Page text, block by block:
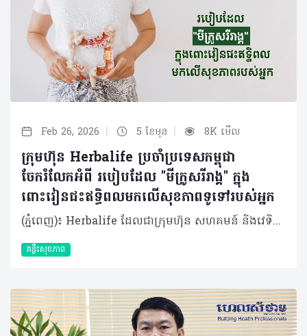
Feb 26, 2026 | 5 ខែមុន | 8K មើល
ក្រុមហ៊ុន Herbalife ប្រចាំប្រទេសកម្ពុជា
ចែករំលែកអំពី របៀបដែល "មីក្រូសរីរាង្គ" ក្នុង
ពោះវៀនជះឥទ្ធិពលមកលើសុខភាពទូទៅរបស់អ្នក
(ភ្នំពេញ)៖ Herbalife ដែលជាក្រុមហ៊ុន សហគមន៍ និងវេទិកាភ្ជាប់ទំនាក់ទំនងលំដាប់ថ្នាក់ពិភពលោក ផ្នែកសុខភាព និងសុខុមាលភាពបានចែករំលែកអំពីរបៀបដែល "មីក្រូសរីរាង្គ" ក្នុងពោះវៀនជះឥទ្ធិពលមកលើសុខភាពទូទៅរបស់យើង ។ មានមនុស្សតិចណាស់ដែលដឹងថា រាងកាយរបស់យើងមិនមែនផ្សំឡើងទាំងស្រុងដោយកោសិកាតែម្យ៉ាងនោះទេ។ មីក្រូសរីរាង្គរាប់លានរស់នៅក្នុងពោះវៀនរបស់យើង ហើយចំនួនរបស់ពួកវា លើសពីចំនួនសរុបនៃកោសិកាផ្ទាល់ខ្លួនរបស់យើងទៅទៀត។ ប្រព័ន្ធអេកូឡូស៊ីខ្នាតតូចនេះ ដែលមានបាក់តេរី វីរុស មេរោគផ្សិត និងប្រូតូហ្សូអា ត្រូវបានអ្នកវិទ្យាសាស្ត្រហៅថា "ហ្សែនទីពីរ" ហើយវាជះឥទ្ធិពលយ៉ាងស្ងប់ស្ងាត់ដល់ការរំលាយអាហារ ប្រព័ន្ធភាពស៊ាំ អារម្មណ៍ និងសូម្បីតែមុខងារនៃការយល់ដឹងរបស់យើង។ បាក់តេរីក្នុងពោះវៀន (Gut microbiota) មិនមែនគ្រាន់តែជា "អ្នកដំណើរឆ្លងកាត់" ធម្មតានោះទេ ប៉ុន្តែគឺជាដៃគូរួមរស់ដែលបានវិវត្តន៍មកជាមួយមនុស្សអស់រាប់លានឆ្នាំមកហើយ។ នៅក្នុងពោះវៀនរបស់មនុស្សពេញវ័យដែលមានសុខភាពល្អ មានបាក់តេរីច្រើនជាង ១,០០០ ប្រភេទ ដែលមានទម្ងន់សរុបពី ១ ទៅ ២ គីឡូក្រាម ដែលស្មើនឹងទម្ងន់នៃថ្លើមមួយ។ មីក្រូសរីរាង្គទាំងនេះមានអន្តរកម្មជាមួយយើងតាមបណ្តាញដ៏ស្មុគស្មាញ៖ • ពួកវាជួយបំបែកជាតិសរសៃដែលពិបាករំលាយ និងបង្កើតអាស៊ីតខ្លាញ់ខ្សែខ្លី (ដូចជា Butyrate) ដើម្បីផ្តល់ថាមពលដល់កោសិកាពោះវៀន។ • សំយោគសារធាតុចិញ្ចឹម វីតាមីន K និងវីតាមីនក្រុម B។ • បង្ហាត់ប្រព័ន្ធភាពស៊ាំរបស់យើងឱ្យចេះបែងចែករវាងមិត្តនិងសត្រូវ។ • ចូលរួមក្នុងកិច្ចការគ្រប់គ្រងការរំលាយអាហារ (Metabolism) និងការឆ្លើយតបនឹងការរលាក។ ក្នុងរយៈពេលប៉ុន្មានឆ្នាំចុងក្រោយនេះ អ្នកវិទ្យាសាស្ត្របានរកឃើញថា ឥទ្ធិពលនៃបាក់តេរីក្នុងពោះវៀនមានវិសាលភាពលើសពីប្រព័ន្ធរំលាយអាហារទៅទៀត។ តាមរយៈ "Gut-brain axis" ប្រព័ន្ធទំនាក់ទំនងទ្វេទិសនេះអនុញ្ញាតឱ្យមីក្រូសរីរាង្គផលិតសារធាតុសរសៃប្រសាទដូចជា serotonin (ប្រហែល ៩០% ត្រូវបានផលិតនៅក្នុងពោះវៀន), dopamine និង GABA ដែលជះឥទ្ធិពលដោយផ្ទាល់ដល់ការឆ្លើយតបនៃអារម្មណ៍ និងភាពតានតឹង។ ការសិក្សាមួយដែលបានចុះផ្សាយក្នុងទស្សនាវដ្តី Nature Microbiology បានផ្សារភ្ជាប់សមាសភាពជាក់លាក់នៃពោះវៀនទៅនឹងហានិភ័យនៃជំងឺធ្លាក់ទឹកចិត្ត។ ការសិក្សាមួយទៀតក៏បានរកឃើញថា បាក់តេរីក្នុងពោះវៀនរបស់អ្នកជំងឺ Parkinson មានភាពខុសគ្នាខ្លាំងពីមនុស្សដែលមានសុខភាពល្អ ដែលនេះបង្ហាញថាពោះវៀនអាចជាចំណុចចាប់ផ្តើមមួយនៃជំងឺប្រព័ន្ធសរសៃប្រសាទនេះ។ ទោះជាយ៉ាងណាក៏ដោយ ប្រព័ន្ធអេកូឡូស៊ីដ៏តូចឆ្មានេះគឺងាយរងគ្រោះណាស់។មានកត្តាជាច្រើនដែលរបៀបរស់នៅក្នុងសម័យទំនើបនេះអាចបណ្តាលឱ្យមានអតុល្យភាពបាក់តេរី (ហៅតាមវេជ្ជសាស្ត្រថា Dysbiosis)៖ • របបអាហារ៖ របបអាហារបែបលោកខាងលិចដែលមានជាតិស្ករ និងខ្លាញ់ខ្ពស់ បានកាត់បន្ថយការទទួលទានជាតិសរសៃដែលចាំបាច់សម្រាប់បាក់តេរីមានប្រយោជន៍។ • ការប្រើប្រាស់ថ្នាំផ្សះហួសកម្រិត៖ ថ្នាំផ្សះដែលមានប្រសិទ្ធភាពខ្លាំងនិងទូលំទូលាយនឹងបោសសម្អាតមីក្រូសរីរាង្គយ៉ាងច្រើនដោយមិនរើសមុខនោះឡើយ។ • សម្ពាធផ្លូវចិត្តរ៉ាំរ៉ៃ៖ ស្ថានភាពស្ត្រេសបន្តបន្ទាប់ផ្លាស់ប្តូរការជ្រាបនៃពោះវៀន និងសមាសធាតុបាក់តេរី។ • ការគេងមិនគ្រប់គ្រាន់៖ រំខានដល់ចង្វាក់ជីវសាស្រ្ត (Circadian rhythm) និងប៉ះពាល់ដល់វដ្តមេតាប៉ូលីសនៃបាក់តេរី។ • ការធ្វើអនាម័យលើសកម្រិត៖ កាត់បន្ថយឱកាសសម្រាប់ការទាក់ទងជាមួយជាមួយមីក្រូសរីរាង្គចម្រុះដទៃទៀតនៅក្នុងបរិស្ថាន។ ផលប៉ះពាល់លើសុខភាព និងការថែទាំ អតុល្យភាពបាក់តេរី​ (Dysbiosis) នេះមានទំនាក់ទំនងយ៉ាងជិតស្និទ្ធជាមួយជំងឺជាច្រើន។ ជំងឺប្រព័ន្ធរំលាយអាហារដូចជា ជំងឺរលាកពោះវៀន និងរោគសញ្ញាពោះវៀនដែលងាយរងរំញោច (IBS) មានទំនាក់ទំនងនឹងការប្រែប្រួលបាក់តេរីជាក់លាក់។ មនុស្សដែលធាត់លើសទម្ងន់ជាទូទៅមានភាពចម្រុះនៃបាក់តេរីក្នុងពោះវៀនទាប ហើយផ្ទុយទៅវិញមានប្រសិទ្ធភាពក្នុងការស្រូបយកថាមពលខ្ពស់ជាង។ សូម្បីតែជំងឺប្រព័ន្ធភាពស៊ាំប្រឆាំងខ្លួនឯង ជំងឺអាលែហ្សី និងសូម្បីតែសុខភាពសរសៃឈាមបេះដូង ក៏អាចរងឥទ្ធិពលពីបាក់តេរីទាំងនេះដែរ ។ ដូច្នោះតើយើងគួរថែរក្សា "ប្រព័ន្ធអេកូឡូស៊ីដ៏តូចឆ្មា" នេះដោយរបៀបណា? 1. របបអាហារចម្រុះគឺជាមូលដ្ឋានគ្រឹះ៖ មីក្រូសរីរាង្គផ្សេងៗគ្នាចូលចិត្តអាហារខុសៗគ្នា ដូច្នេះភាពចម្រុះនៃរបបអាហារគឺជាគន្លឹះក្នុងការរក្សាភាពចម្រុះនៃបាក់តេរី។ បន្លែ ផ្លែឈើ គ្រាប់ធញ្ញជាតិ និងសណ្តែកដែលសម្បូរជាតិសរសៃគឺជា "ប្រេងឥន្ធនៈ" សម្រាប់បាក់តេរីមានប្រយោជន៍ ។ អាហារផ្អាប់ដូចជា យ៉ាអួ បន្លែផ្អាប់ និងតែ Kombucha សម្បូរទៅដោយប្រូបាយអូទិក (Probiotics) សកម្ម។ សារធាតុ Polyphenols (ដែលមានក្នុងផ្លែប៊ឺរី តែ និងសូកូឡាខ្មៅ) ក៏មានប្រសិទ្ធភាពជាប្រេបាយអូទិក (Prebiotics) ផងដែរដែលដើរតួជាស្បៀងសម្រាប់ជួយទ្រទ្រង់ដល់បាក់តេរីល្អៗដែលមានស្រាប់នៅក្នុងខ្លួន។ 2. ប្រើប្រាស់ថ្នាំផ្សះដោយឈ្លាសវៃ៖ អនុវត្តតាមការណែនាំរបស់គ្រូពេទ្យឱ្យបានពេញលេញ និងជៀសវាងការប្រើប្រាស់ដែលមិនចាំបាច់។ 3. គ្រប់គ្រងសម្ពាធផ្លូវចិត្ត និងការគេង៖ ការធ្វើសមាធិ ការហាត់ប្រាណបានទៀងទាត់ និងការរក្សាកាលវិភាគចូលដំណេកឱ្យទៀងទាត់ សុទ្ធតែជួយរក្សាសុខភាពពោះវៀនរបស់អ្នក។ 4. ធម្មជាតិ៖ ចេញទៅក្រៅផ្ទះខ្លះដើម្បីជួយឱ្យមានអន្តរកម្មរវាងអតិសុខមប្រាណចម្រុះក្នុងបរិស្ថាន ដែលអាចមានប្រយោជន៍ដល់​ការលូតលាស់នៃប្រព័ន្ធភាពស៊ាំ និងភាពចម្រុះនៃបាក់តេរីក្នុងខ្លួនយើងបាន។ ការប្រើប្រាស់អាហារបំប៉ន អាហារជួយចិញ្ចឹមប្រព័ន្ធអេកូឡូស៊ីខាងក្នុងខ្លួនរបស់យើង ក៏ប៉ុន្តែមនុស្សនៅក្នុងយុគសម័យថ្មីនេះ ជាទូទៅខ្វះការទទួលទានជាតិសរសៃ។ កត្តានានាដូចជាជីវិតដ៏មមាញឹក ប្រញ៉ាប់ប្រញាល់ របបអាហារគ្មានតុល្យភាព និងការថមថយនូវសកម្មភាពក្រៅផ្ទះ ធ្វើឱ្យរបបអាហារប្រចាំថ្ងៃតែមួយមុខពិបាកឆ្លើយតបទៅនឹងតម្រូវការរាងកាយជាក់ស្តែង។ អាហារបំប៉ន "ប្រូបាយអូទិក​ (Probiotic)" អាចចូលទៅក្នុងពោះវៀនដោយផ្ទាល់ដើម្បីបំពេញបន្ថែមបាក់តេរីមានប្រយោជន៍។ចំណែក "ប្រេបាយអូទិក (Prebiotics)" (ជាចម្បងគឺជាតិសរសៃរលាយ) គឺមានលក្ខណៈទូទៅជាង ដោយវាផ្តល់អាហារូបត្ថម្ភដល់បាក់តេរីមានប្រយោជន៍ដែលមានស្រាប់។ ទឹកប្រទាលកន្ទុយក្រពើជួយសម្រួលបរិស្ថានក្នុងក្នុងពោះវៀនៗ និងជួយជម្រុញការរីកលូតលាស់នៃប្រូបាយអូទិក។ ការរួមបញ្ចូលគ្នានេះរួមគ្នាបង្កើតបរិស្ថានអេកូឡូស៊ី ដែលកាន់តែអំណោយផលដល់ការលូតលាស់នៃមីក្រូសរីរាង្គចម្រុះ ដោយហេតុនេះបង្កើនតុល្យភាព និងភាពធន់នៃមីក្រូជីវសាស្ត្រពោះវៀន ដែលជះឥទ្ធិពលជាវិជ្ជមានដល់សុខភាព និងភាពស៊ាំទាំងមូល។ សរុបមក ស្នូលនៃសុខភាពពោះវៀនគឺសុខភាពរបស់បាក់តេរី ហើយការរក្សាតុល្យភាពនៃប្រព័ន្ធអេកូឡូស៊ីមីក្រូសរីរាង្គ គឺជាការវិនិយោគដ៏សំខាន់បំផុតមួយដែលយើងអាចធ្វើបានសម្រាប់សុខភាពខ្លួនឯង។ ការរក្សាបាក់តេរីក្នុងពោះវៀនឱ្យបានល្អ ស្មើរនឹងការស្រឡាញ់ខ្លួនឯង។ អំពីក្រុមហ៊ុន Herbalife ក្រុមហ៊ុន Herbalife (NYSE: HLF) គឺជាក្រុមហ៊ុនសុខភាព និងសុខុមាលភាពឈានមុខគេ និងជាសហគមន៍ដែលកំពុងផ្លាស់ប្តូរជីវិតរបស់មនុស្សជាមួយនឹងផលិតផលអាហារូបត្ថម្ភដ៏អស្ចារ្យ និងជាឱកាសអាជីវកម្មសម្រាប់អ្នកសមាជិកឯករាជ្យរបស់ខ្លួនចាប់តាំងពីឆ្នាំ 1980។ ក្រុមហ៊ុនផ្តល់ជូននូវផលិតផលដែលគាំទ្រដោយវិទ្យាសាស្រ្តដល់អ្នកប្រើប្រាស់នៅក្នុងទីផ្សារជាង 90។ តាមរយៈសមាជិកឯករាជ្យដែលផ្តល់ជូននូវការបណ្តុះបណ្តាលមួយទល់មួយ និងផ្តល់ការគាំទ្រសហគមន៍ដោយបំផុសគំនិតឱ្យអតិថិជនប្រកាន់ខ្ជាប់នូវរបៀបរស់នៅដែលមានភាពសកម្ម។
គន្លឹះសុខភាព